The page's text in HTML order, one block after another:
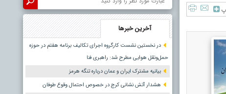
پ
آخرین خبرها
در نخستین نشست کارگروه اجرای تکالیف برنامه هفتم در حوزه
حمل‌ونقل هوایی مطرح شد: راهبری فنا
بیانیه مشترک ایران و عمان درباره تنگه هرمز
هشدار آتش نشانی کرج در خصوص احتمال وقوع طوفان